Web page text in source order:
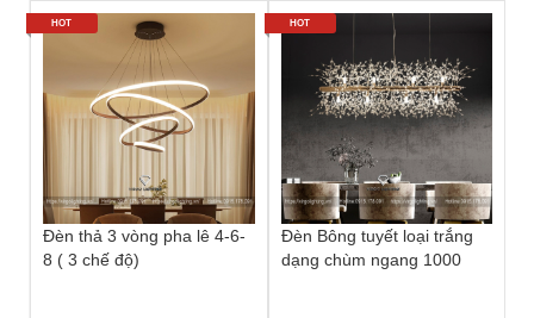
Đèn thả 3 vòng pha lê 4-6-
8 ( 3 chế độ)
HOT
Đèn Bông tuyết loại trắng
dạng chùm ngang 1000
HOT